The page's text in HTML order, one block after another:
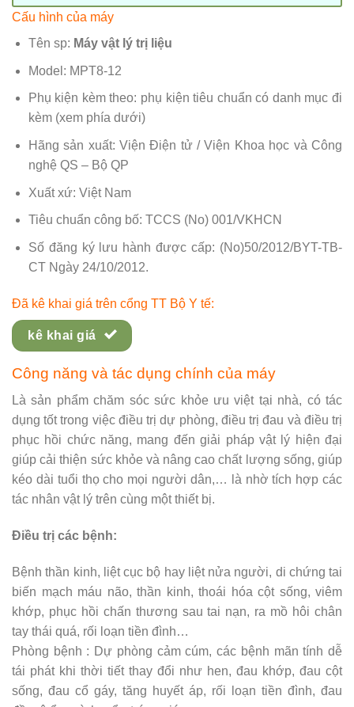
Cấu hình của máy
Tên sp: Máy vật lý trị liệu
Model: MPT8-12
Phụ kiện kèm theo: phụ kiện tiêu chuẩn có danh mục đi
kèm (xem phía dưới)
Hãng sản xuất: Viện Điện tử / Viện Khoa học và Công
nghệ QS – Bộ QP
Xuất xứ: Việt Nam
Tiêu chuẩn công bố: TCCS (No) 001/VKHCN
Số đăng ký lưu hành được cấp: (No)50/2012/BYT-TB-
CT Ngày 24/10/2012.
Đã kê khai giá trên cổng TT Bộ Y tế:
kê khai giá
Công năng và tác dụng chính của máy
Là sản phẩm chăm sóc sức khỏe ưu việt tại nhà, có tác
dụng tốt trong việc điều trị dự phòng, điều trị đau và điều trị
phục hồi chức năng, mang đến giải pháp vật lý hiện đại
giúp cải thiện sức khỏe và nâng cao chất lượng sống, giúp
kéo dài tuổi thọ cho mọi người dân,… là nhờ tích hợp các
tác nhân vật lý trên cùng một thiết bị.
Điều trị các bệnh:
Bệnh thần kinh, liệt cục bộ hay liệt nửa người, di chứng tai
biến mạch máu não, thần kinh, thoái hóa cột sống, viêm
khớp, phục hồi chấn thương sau tai nạn, ra mồ hôi chân
tay thái quá, rối loạn tiền đình…
Phòng bệnh : Dự phòng cảm cúm, các bệnh mãn tính dễ
tái phát khi thời tiết thay đổi như hen, đau khớp, đau cột
sống, đau cổ gáy, tăng huyết áp, rối loạn tiền đình, đau